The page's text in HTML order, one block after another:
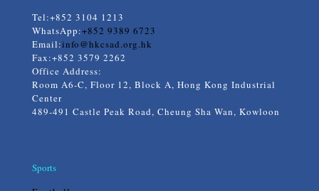
Tel:+852 3104 1213
WhatsApp:+852 9389 6723
Email:info@hkcsad.org.hk
Fax:+852 3579 2262
Office Address:
Room A6-C, Floor 12, Block A, Hong Kong Industrial
Center
489-491 Castle Peak Road, Cheung Sha Wan, Kowloon
Sports